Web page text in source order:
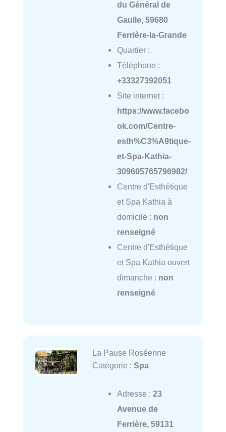
du Général de
Gaulle, 59680
Ferrière-la-Grande
Quartier :
Téléphone :
+33327392051
Site internet :
https://www.facebo
ok.com/Centre-
esth%C3%A9tique-
et-Spa-Kathia-
309605765796982/
Centre d'Esthétique
et Spa Kathia à
domicile : non
renseigné
Centre d'Esthétique
et Spa Kathia ouvert
dimanche : non
renseigné
La Pause Roséenne
Catégorie : Spa
Adresse : 23
Avenue de
Ferrière, 59131